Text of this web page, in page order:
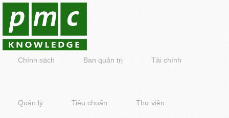
Chính sách Ban quản trị Tài chính
Quản lý Tiêu chuẩn Thư viện